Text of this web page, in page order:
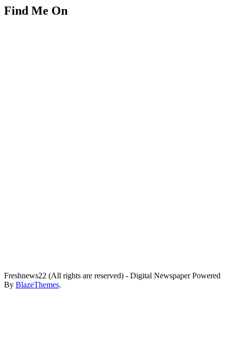
Find Me On
Freshnews22 (All rights are reserved) - Digital Newspaper Powered
By BlazeThemes.